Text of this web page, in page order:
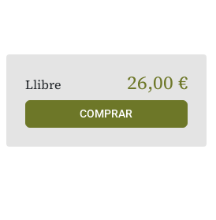
Llibre 26,00 €
COMPRAR